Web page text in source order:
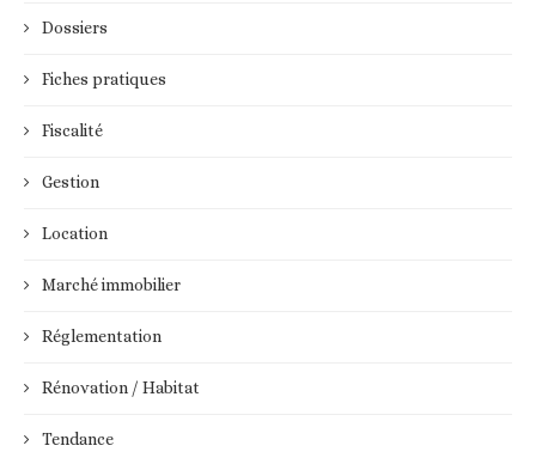
Dossiers
Fiches pratiques
Fiscalité
Gestion
Location
Marché immobilier
Réglementation
Rénovation / Habitat
Tendance